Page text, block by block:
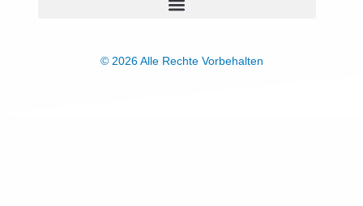
© 2026 Alle Rechte Vorbehalten